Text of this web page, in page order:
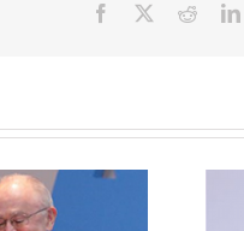
Facebook Reddit